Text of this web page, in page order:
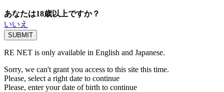
あなたは18歳以上ですか？
いいえ
RE NET is only available in English and Japanese.
Sorry, we can't grant you access to this site this time.
Please, select a right date to continue
Please, enter your date of birth to continue